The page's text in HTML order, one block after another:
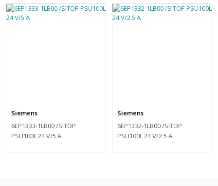
Siemens
6EP1333-1LB00 /SITOP
PSU100L 24 V/5 A
Siemens
6EP1332-1LB00 /SITOP
PSU100L 24 V/2.5 A